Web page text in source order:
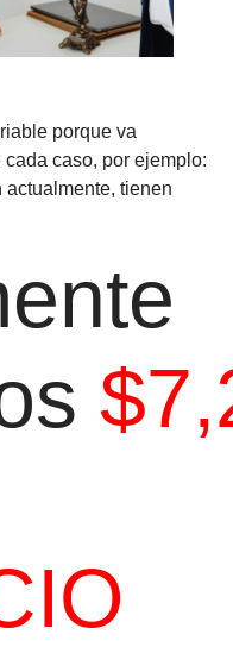
porque va
caso, por ejemplo:
tienen